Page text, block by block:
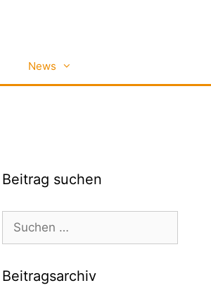
News
Beitrag suchen
nach:
Beitragsarchiv